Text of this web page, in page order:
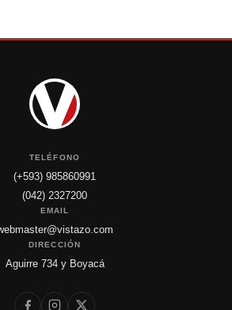
TELÉFONO
(+593) 985860991
(042) 2327200
EMAIL
DIRECCIÓN
Aguirre 734 y Boyacá